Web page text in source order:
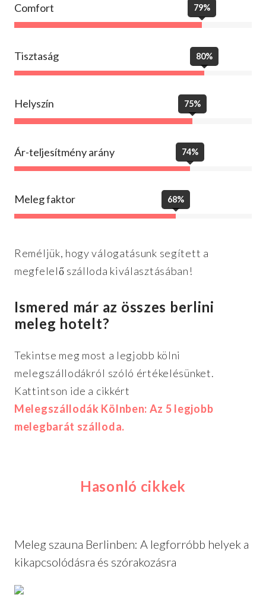
Comfort 79%
Tisztaság 80%
Helyszín 75%
Ár-teljesítmény arány 74%
Meleg faktor 68%
Reméljük, hogy válogatásunk segített a
megfelelő szálloda kiválasztásában!
Ismered már az összes berlini
meleg hotelt?
Tekintse meg most a legjobb kölni
melegszállodákról szóló értékelésünket.
Kattintson ide a cikkért
Melegszállodák Kölnben: Az 5 legjobb
melegbarát szálloda.
Hasonló cikkek
Meleg szauna Berlinben: A legforróbb helyek a
kikapcsolódásra és szórakozásra